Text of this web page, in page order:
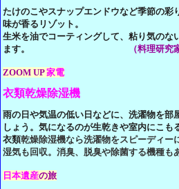
たけのこやスナップエンドウなど季節の彩
味が香るリゾット。
生米を油でコーティングして、粘り気のな
ます。
（料理研究家 小田
ZOOM UP 家電
衣類乾燥除湿機
雨の日や気温の低い日などに、洗濯物を部
しょ う。気になるのが生乾きや室内にこも
衣類乾燥除湿機なら洗濯物をスピーディー
湿気も 回収。 消臭、脱臭や除菌する機種も
日本遺産の旅